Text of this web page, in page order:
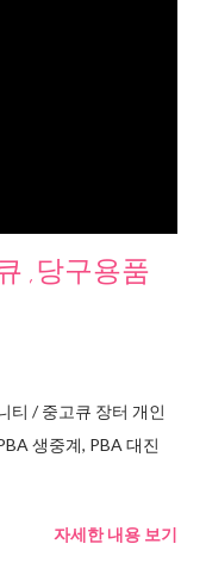
,당구용품
티 / 중고큐 장터 개인
생중계, PBA 대진
자세한 내용 보기